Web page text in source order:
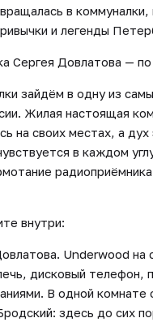
в коммуналки,
и легенды
Сергея Довлатова —
зайдём в одну из
Жилая настоящая
на своих местах, а дух
в каждом
внутри:
Underwood на
дисковый телефон,
В одной комнате
здесь до сих